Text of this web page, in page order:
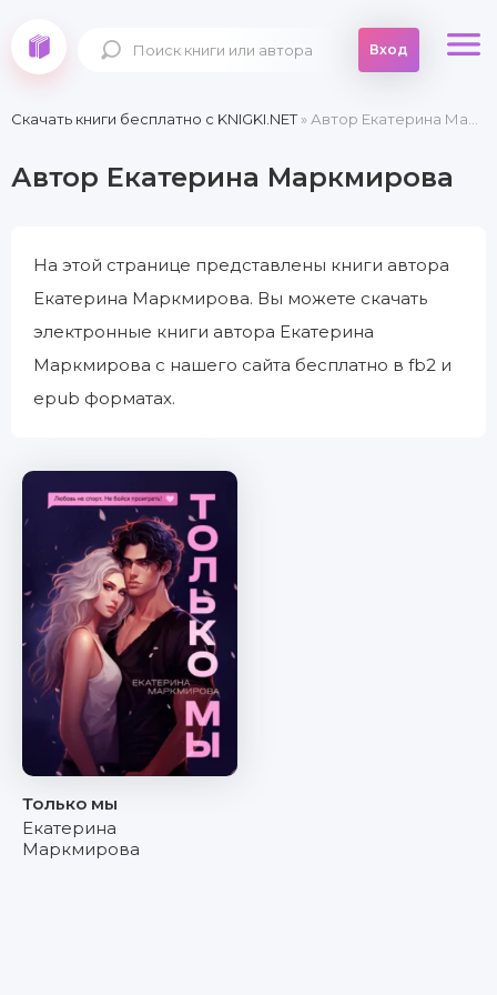
Вход
Скачать книги бесплатно c KNIGKI.NET» Автор Екатерина Маркмирова
Автор Екатерина Маркмирова
На этой странице представлены книги автора
Екатерина Маркмирова. Вы можете скачать
электронные книги автора Екатерина
Маркмирова с нашего сайта бесплатно в fb2 и
epub форматах.
Только мы
Екатерина
Маркмирова